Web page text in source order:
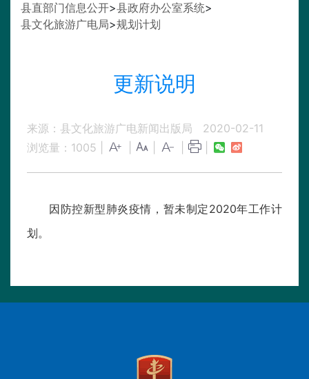
县直部门信息公开>县政府办公室系统>
县文化旅游广电局>规划计划
更新说明
来源：县文化旅游广电新闻出版局
2020-02-11
浏览量： 1005
因防控新型肺炎疫情，暂未制定2020年工作计
划。